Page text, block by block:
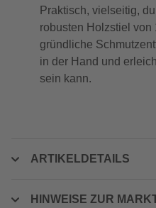
Praktisch, vielseitig,
robusten Holzstiel
gründliche
in der Hand und
sein kann.
ARTIKELDETAILS
HINWEISE ZUR